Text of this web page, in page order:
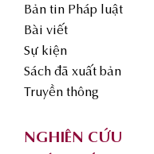
Bản tin Pháp luật
Bài viết
Sự kiện
Sách đã xuất bản
Truyền thông
NGHIÊN CỨU